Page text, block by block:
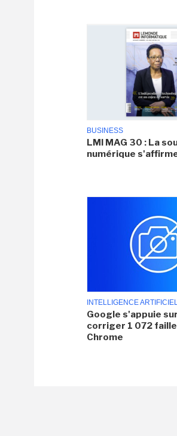
BUSINESS
LMI MAG 30 : La
numérique
INTELLIGENCE
Google s'appuie
corriger 1 072
Chrome